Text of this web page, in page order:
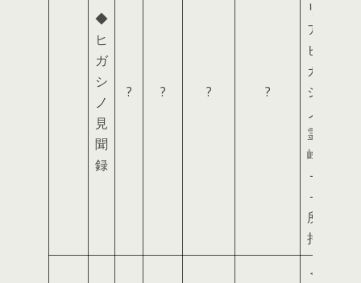
◆
ヒ
ガ
シ
ノ
見
聞
録
? ? ? ?
リ
ア
ヒ
ガ
シ
ノ
霊
峰
＋
＋
所
持
＜